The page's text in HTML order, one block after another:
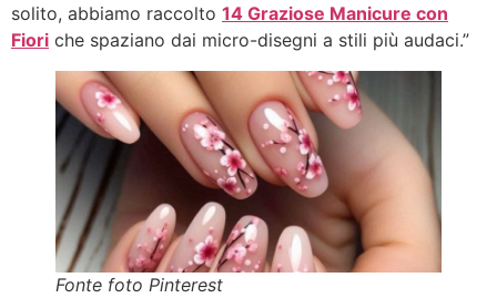
solito, abbiamo raccolto 14 Graziose Manicure con
Fiori che spaziano dai micro-disegni a stili più audaci.”
Fonte foto Pinterest